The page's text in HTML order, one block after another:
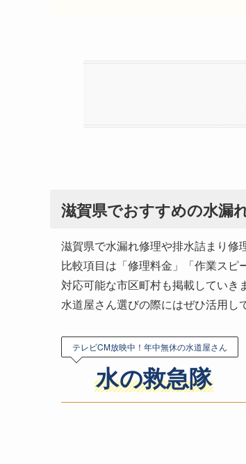
滋賀県でおすすめの水漏
滋賀県で水漏れ修理や排水詰まり修
比較項目は「修理料金」「作業スピ
対応可能な市区町村も掲載していき
水道屋さん選びの際にはぜひ活用し
テレビCM放映中！年中無休の水道屋さん
水の救急隊